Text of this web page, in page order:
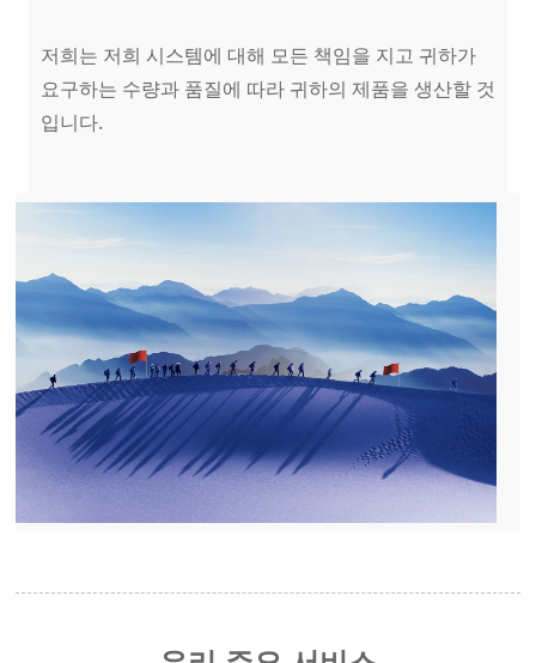
저희는 저희 시스템에 대해 모든 책임을 지고 귀하가
요구하는 수량과 품질에 따라 귀하의 제품을 생산할 것
입니다.